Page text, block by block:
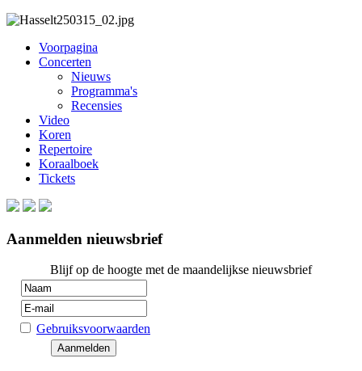
Voorpagina
Concerten
Nieuws
Programma's
Recensies
Video
Koren
Repertoire
Koraalboek
Tickets
Aanmelden nieuwsbrief
Blijf op de hoogte met de maandelijkse nieuwsbrief
Gebruiksvoorwaarden